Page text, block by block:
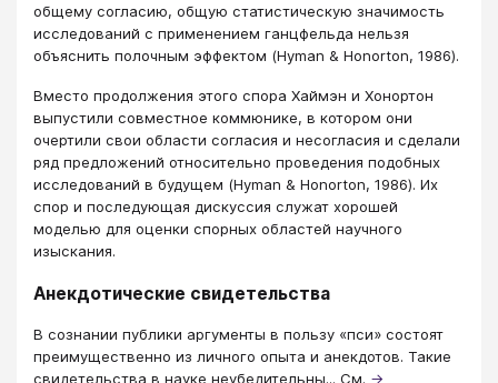
общему согласию, общую статистическую значимость
исследований с применением ганцфельда нельзя
объяснить полочным эффектом (Hyman & Honorton, 1986).
Вместо продолжения этого спора Хаймэн и Хонортон
выпустили совместное коммюнике, в котором они
очертили свои области согласия и несогласия и сделали
ряд предложений относительно проведения подобных
исследований в будущем (Hyman & Honorton, 1986). Их
спор и последующая дискуссия служат хорошей
моделью для оценки спорных областей научного
изыскания.
Анекдотические свидетельства
В сознании публики аргументы в пользу «пси» состоят
преимущественно из личного опыта и анекдотов. Такие
свидетельства в науке неубедительны... См. →